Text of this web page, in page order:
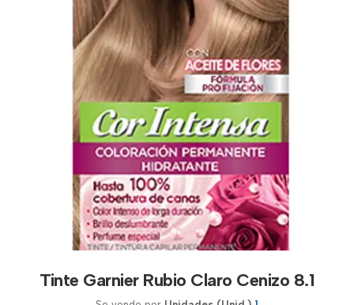
Tinte Garnier Rubio Claro Cenizo 8.1